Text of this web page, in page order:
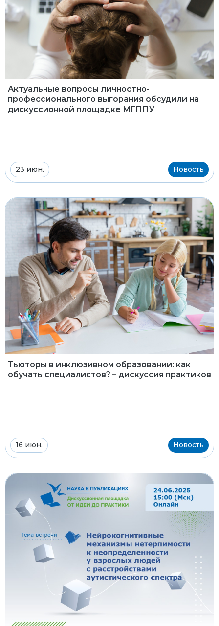
Актуальные вопросы личностно-
профессионального выгорания обсудили на
дискуссионной площадке МГППУ
23 июн. Новость
Тьюторы в инклюзивном образовании: как
обучать специалистов? – дискуссия практиков
16 июн. Новость